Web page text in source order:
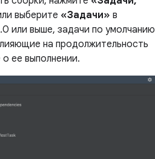
выберите «Задачи» в
или выше, задачи по умолчанию
на продолжительность
ее выполнении.